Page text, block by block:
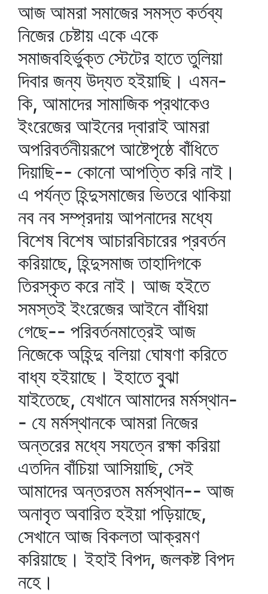
আজ আমরা সমাজের সমস্ত কর্তব্য
নিজের চেষ্টায় একে একে
সমাজবহির্ভুক্ত স্টেটের হাতে তুলিয়া
দিবার জন্য উদ্যত হইয়াছি। এমন-
কি, আমাদের সামাজিক প্রথাকেও
ইংরেজের আইনের দ্বারাই আমরা
অপরিবর্তনীয়রূপে আষ্টেপৃষ্ঠে বাঁধিতে
দিয়াছি-- কোনো আপত্তি করি নাই।
এ পর্যন্ত হিন্দুসমাজের ভিতরে থাকিয়া
নব নব সম্প্রদায় আপনাদের মধ্যে
বিশেষ বিশেষ আচারবিচারের প্রবর্তন
করিয়াছে, হিন্দুসমাজ তাহাদিগকে
তিরস্কৃত করে নাই। আজ হইতে
সমস্তই ইংরেজের আইনে বাঁধিয়া
গেছে-- পরিবর্তনমাত্রেই আজ
নিজেকে অহিন্দু বলিয়া ঘোষণা করিতে
বাধ্য হইয়াছে। ইহাতে বুঝা
যাইতেছে, যেখানে আমাদের মর্মস্থান-
- যে মর্মস্থানকে আমরা নিজের
অন্তরের মধ্যে সযত্নে রক্ষা করিয়া
এতদিন বাঁচিয়া আসিয়াছি, সেই
আমাদের অন্তরতম মর্মস্থান-- আজ
অনাবৃত অবারিত হইয়া পড়িয়াছে,
সেখানে আজ বিকলতা আক্রমণ
করিয়াছে। ইহাই বিপদ, জলকষ্ট বিপদ
নহে।